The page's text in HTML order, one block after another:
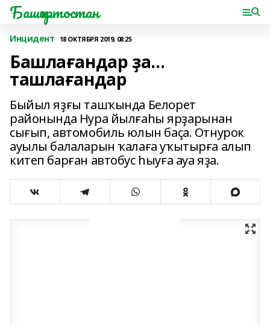
Башҡортостан
Инцидент 18 ОКТЯБРЯ 2019, 08:25
Башлағандар ҙа…
ташлағандар
Быйыл яҙғы ташҡында Белорет
районында Нура йылғаһы ярҙарынан
сығып, автомобиль юлын баҫа. Отнурок
ауылы балаларын ҡалаға уҡытырға алып
китеп барған автобус һыуға ауа яҙа.